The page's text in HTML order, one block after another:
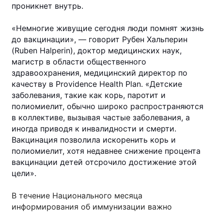
проникнет внутрь.
«Немногие живущие сегодня люди помнят жизнь
до вакцинации», — говорит Рубен Хальперин
(Ruben Halperin), доктор медицинских наук,
магистр в области общественного
здравоохранения, медицинский директор по
качеству в Providence Health Plan. «Детские
заболевания, такие как корь, паротит и
полиомиелит, обычно широко распространяются
в коллективе, вызывая частые заболевания, а
иногда приводя к инвалидности и смерти.
Вакцинация позволила искоренить корь и
полиомиелит, хотя недавнее снижение процента
вакцинации детей отсрочило достижение этой
цели».
В течение Национального месяца
информирования об иммунизации важно